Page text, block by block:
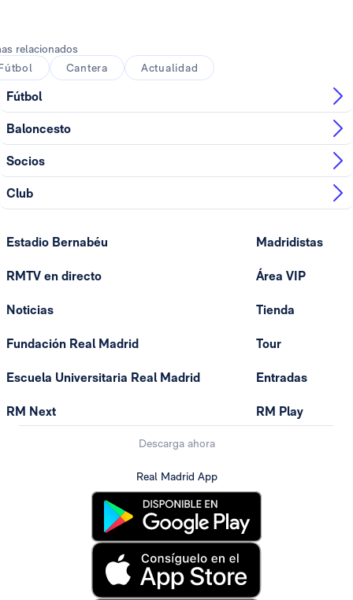
relacionados
Cantera Actualidad
Fútbol
Baloncesto
Socios
Club
Estadio Bernabéu
RMTV en directo
Noticias
Fundación Real Madrid
Escuela Universitaria Real Madrid
RM Next
Madridistas
Área VIP
Tienda
Tour
Entradas
RM Play
Descarga ahora
Real Madrid App